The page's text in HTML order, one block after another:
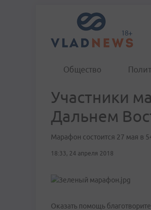
Общество
Участники
Дальнем
Марафон состоится 27 мая в
18:33, 24 апреля 2018
Оказать помощь